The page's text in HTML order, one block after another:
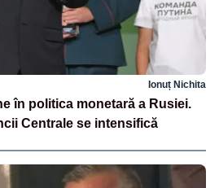
Ionuț Nichita
în politica monetară a Rusiei.
Centrale se intensifică